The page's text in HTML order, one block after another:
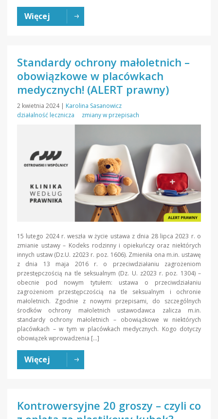
Więcej
Standardy ochrony małoletnich –
obowiązkowe w placówkach
medycznych! (ALERT prawny)
2 kwietnia 2024
Karolina Sasanowicz
działalność lecznicza
zmiany w przepisach
15 lutego 2024 r. weszła w życie ustawa z dnia 28 lipca 2023 r. o
zmianie ustawy – Kodeks rodzinny i opiekuńczy oraz niektórych
innych ustaw (Dz.U. z2023 r. poz. 1606). Zmieniła ona m.in. ustawę
z dnia 13 maja 2016 r. o przeciwdziałaniu zagrożeniom
przestępczością na tle seksualnym (Dz. U. z2023 r. poz. 1304) –
obecnie pod nowym tytułem: ustawa o przeciwdziałaniu
zagrożeniom przestępczością na tle seksualnym i ochronie
małoletnich. Zgodnie z nowymi przepisami, do szczególnych
środków ochrony małoletnich ustawodawca zalicza m.in.
standardy ochrony małoletnich – obowiązkowe w niektórych
placówkach – w tym w placówkach medycznych. Kogo dotyczy
obowiązek wprowadzenia […]
Więcej
Kontrowersyjne 20 groszy – czyli co